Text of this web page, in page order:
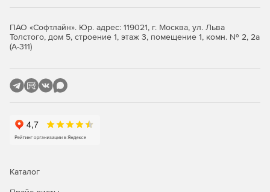
текстовые слои. Реализована также возможность
оптимизации трекинга для уточнения точек трекинга
Глобальный кэш операций. Пользователи могут
выполнять больше операций за меньшее время,
сохраняются и готовы к дальнейшей работе над ними
даже после закрытия проекта.
Благодаря использованию нескольких процессоров и
улучшенной поддержке графических процессоров
ПАО «Софтлайн». Юр. адрес: 119021, г. Москва, ул. Льва
Толстого, дом 5, строение 1, этаж 3, помещение 1, комн. № 2, 2а
(А-311)
Каталог